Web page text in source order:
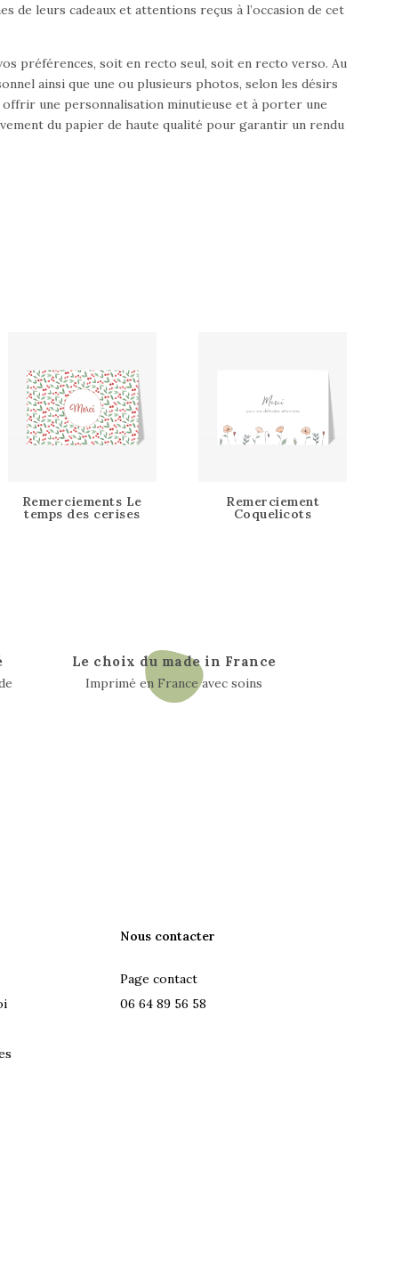
de leurs cadeaux et attentions reçus à l’occasion de cet
préférences, soit en recto seul, soit en recto verso. Au
ainsi que une ou plusieurs photos, selon les désirs
une personnalisation minutieuse et à porter une
du papier de haute qualité pour garantir un rendu
Remerciements Le
temps des cerises
Remerciement
Coquelicots
Le choix du made in France
Imprimé en France avec soins
Nous contacter
Page contact
06 64 89 56 58